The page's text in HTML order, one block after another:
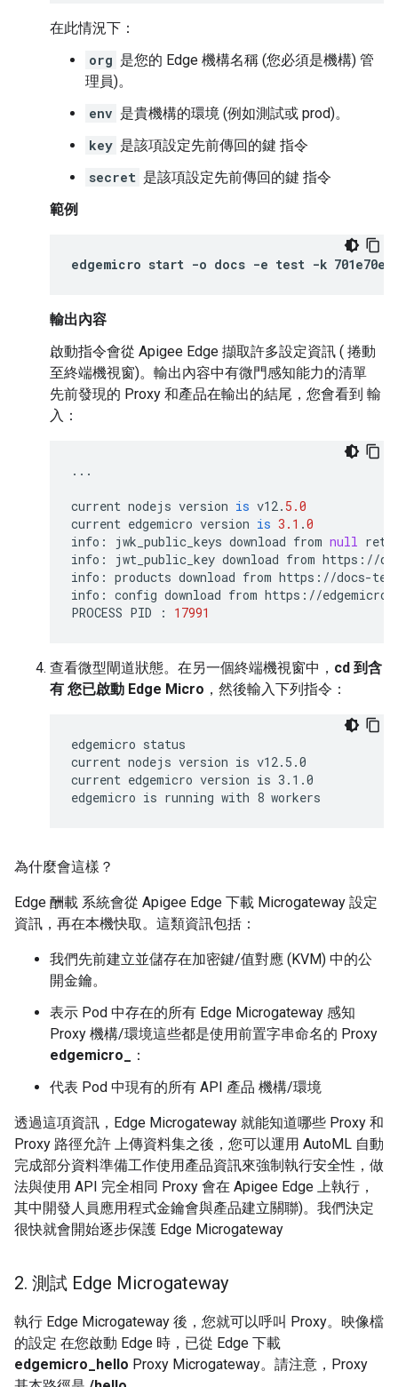
在此情況下：
org 是您的 Edge 機構名稱 (您必須是機構) 管
理員)。
env 是貴機構的環境 (例如測試或 prod)。
key 是該項設定先前傳回的鍵 指令
secret 是該項設定先前傳回的鍵 指令
範例
edgemicro start -o docs -e test -k
輸出內容
啟動指令會從 Apigee Edge 擷取許多設定資訊 ( 捲動
至終端機視窗)。輸出內容中有微門感知能力的清單
先前發現的 Proxy 和產品在輸出的結尾，您會看到 輸
入：
...
current nodejs version is v12 . 5.0
current edgemicro version is 3.1 .0
info : jwk_public_keys download from null
info : jwt_public_key download from https : //
info : products download from https : //docs-
info : config download from https : //
PROCESS PID : 17991
查看微型閘道狀態。在另一個終端機視窗中， cd 到含
有 您已啟動 Edge Micro ，然後輸入下列指令：
edgemicro status
current nodejs version is v12.5.0
current edgemicro version is 3.1.0
edgemicro is running with 8 workers
為什麼會這樣？
Edge 酬載 系統會從 Apigee Edge 下載 Microgateway 設定
資訊，再在本機快取。這類資訊包括：
我們先前建立並儲存在加密鍵/值對應 (KVM) 中的公
開金鑰。
表示 Pod 中存在的所有 Edge Microgateway 感知
Proxy 機構/環境這些都是使用前置字串命名的 Proxy
edgemicro_
：
代表 Pod 中現有的所有 API 產品 機構/環境
透過這項資訊，Edge Microgateway 就能知道哪些 Proxy 和
Proxy 路徑允許 上傳資料集之後，您可以運用 AutoML 自動
完成部分資料準備工作使用產品資訊來強制執行安全性，做
法與使用 API 完全相同 Proxy 會在 Apigee Edge 上執行，
其中開發人員應用程式金鑰會與產品建立關聯)。我們決定
很快就會開始逐步保護 Edge Microgateway
2. 測試 Edge Microgateway
執行 Edge Microgateway 後，您就可以呼叫 Proxy。映像檔
的設定 在您啟動 Edge 時，已從 Edge 下載
edgemicro_hello Proxy Microgateway。請注意，Proxy